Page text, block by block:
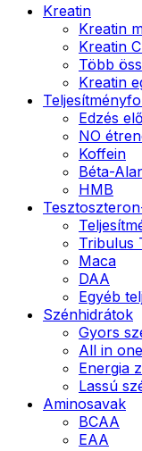
Kreatin
Kreatin
Kreatin
Több
Kreatin
Edzés
NO
Koffein
Béta-
HMB
Tribulus
Maca
DAA
Egyéb
Szénhidrátok
Gyors
All in one
Energia
Lassú
Aminosavak
BCAA
EAA